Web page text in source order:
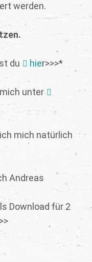
werden.
du hier>>>*
unter
mich natürlich
Andreas
Download für 2